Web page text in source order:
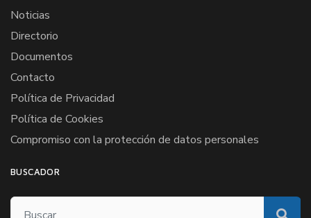
Noticias
Directorio
Documentos
Contacto
Política de Privacidad
Política de Cookies
Compromiso con la protección de datos personales
BUSCADOR